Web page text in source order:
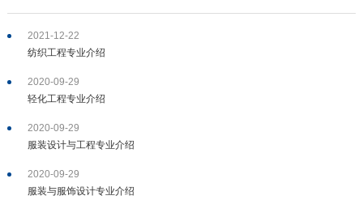
2021-12-22
纺织工程专业介绍
2020-09-29
轻化工程专业介绍
2020-09-29
服装设计与工程专业介绍
2020-09-29
服装与服饰设计专业介绍